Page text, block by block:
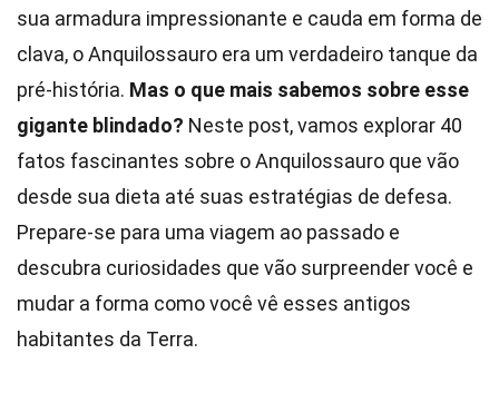
sua armadura impressionante e cauda em forma de
clava, o Anquilossauro era um verdadeiro tanque da
pré-história. Mas o que mais sabemos sobre esse
gigante blindado? Neste post, vamos explorar 40
fatos fascinantes sobre o Anquilossauro que vão
desde sua dieta até suas estratégias de defesa.
Prepare-se para uma viagem ao passado e
descubra curiosidades que vão surpreender você e
mudar a forma como você vê esses antigos
habitantes da Terra.